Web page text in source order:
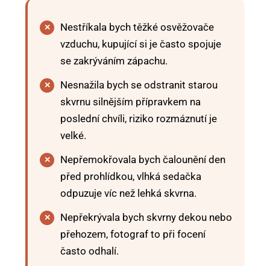
Nestříkala bych těžké osvěžovače
vzduchu, kupující si je často spojuje
se zakrýváním zápachu.
Nesnažila bych se odstranit starou
skvrnu silnějším přípravkem na
poslední chvíli, riziko rozmáznutí je
velké.
Nepřemokřovala bych čalounění den
před prohlídkou, vlhká sedačka
odpuzuje víc než lehká skvrna.
Nepřekrývala bych skvrny dekou nebo
přehozem, fotograf to při focení
často odhalí.